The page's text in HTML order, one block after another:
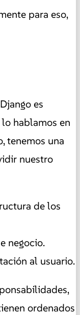
para eso,
es
hablamos en
tenemos una
nuestro
de los
negocio.
al usuario.
ordenados